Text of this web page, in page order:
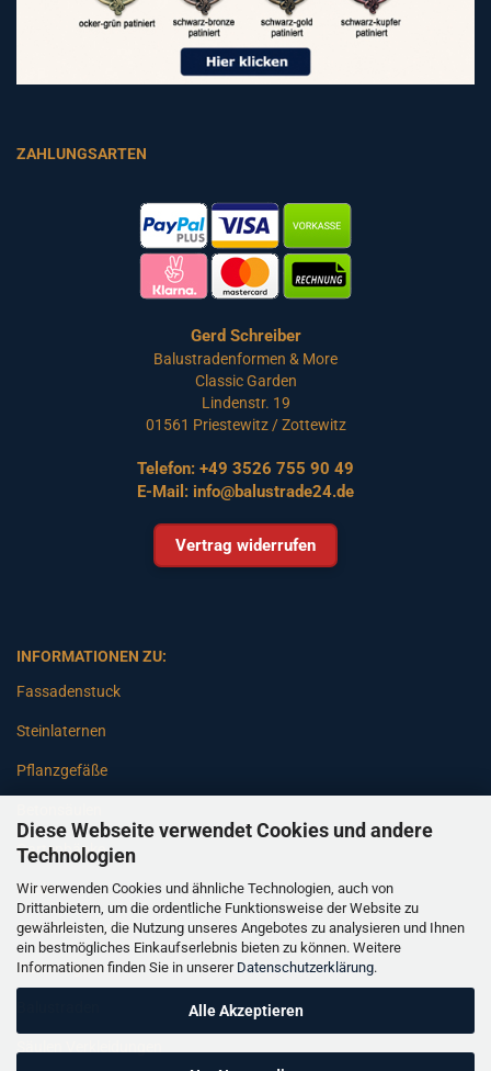
Diese Webseite verwendet Cookies und andere
Technologien
Wir verwenden Cookies und ähnliche Technologien, auch von
Drittanbietern, um die ordentliche Funktionsweise der Website zu
gewährleisten, die Nutzung unseres Angebotes zu analysieren und Ihnen
ein bestmögliches Einkaufserlebnis bieten zu können. Weitere
Informationen finden Sie in unserer Datenschutzerklärung.
Alle Akzeptieren
ZAHLUNGSARTEN
Gerd Schreiber
Balustradenformen & More
Classic Garden
Lindenstr. 19
01561 Priestewitz / Zottewitz
Telefon: +49 3526 755 90 49
E-Mail: info@balustrade24.de
Vertrag widerrufen
INFORMATIONEN ZU:
Fassadenstuck
Steinlaternen
Pflanzgefäße
Gartenbänke
Pfeiler
Gartenbrunnen
Gartenfiguren